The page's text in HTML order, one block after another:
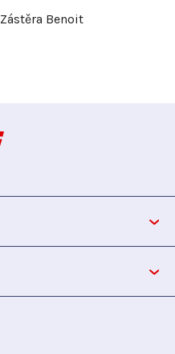
Zástěra Benoit